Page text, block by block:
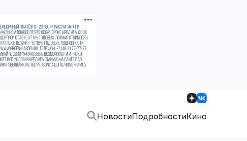
НовостиПодробностиКино